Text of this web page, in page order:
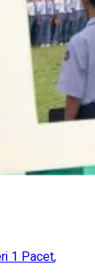
1 Pacet,